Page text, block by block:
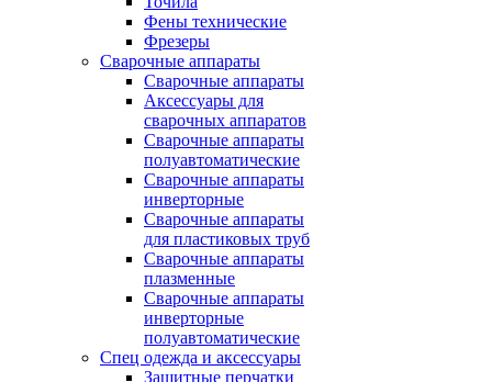
Фены технические
Фрезеры
Сварочные аппараты
Сварочные аппараты
Аксессуары для
сварочных аппаратов
Сварочные аппараты
полуавтоматические
Сварочные аппараты
инверторные
Сварочные аппараты
для пластиковых труб
Сварочные аппараты
плазменные
Сварочные аппараты
инверторные
полуавтоматические
Спец одежда и аксессуары
Защитные перчатки